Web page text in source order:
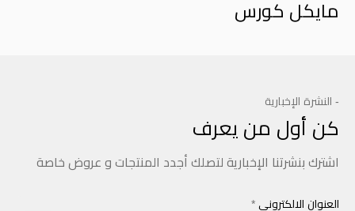
مايكل كورس
- النشرة الإخبارية
كن أول من يعرف
اشترك بنشرتنا الإخبارية لتصلك أجدد المنتجات و عروض خاصة
العنوان الالكتروني *